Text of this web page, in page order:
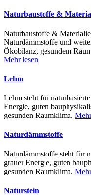
Naturbaustoffe &
Naturbaustoffe &
Naturdämmstoffe und
Ökobilanz, gesundem
Mehr lesen
Lehm
Lehm steht für
Energie, guten
gesunden Raumklima.
Naturdämmstoffe
Naturdämmstoffe steht für
grauer Energie, guten
gesunden Raumklima.
Naturstein